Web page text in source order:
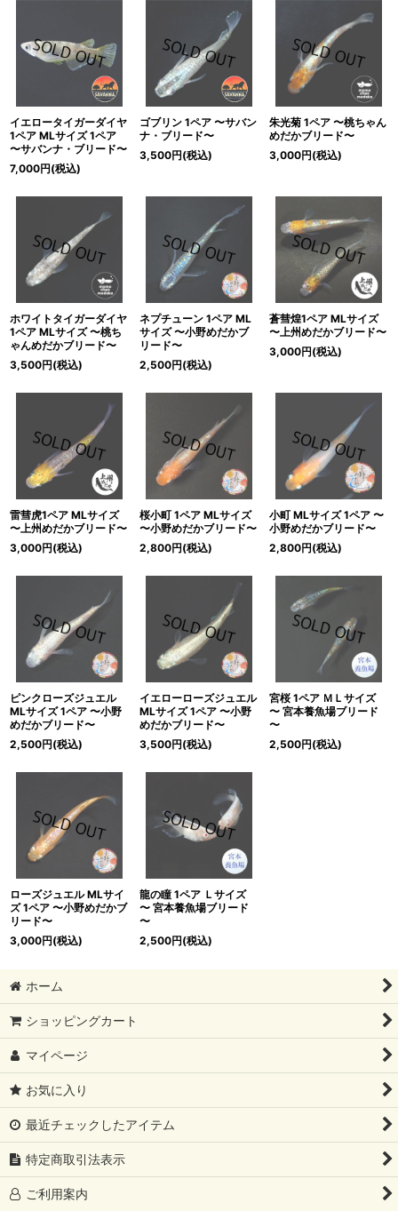
イエロータイガーダイヤ
1ペア MLサイズ 1ペア
〜サバンナ・ブリード〜
7,000円(税込)
ゴブリン 1ペア 〜サバン
ナ・ブリード〜
3,500円(税込)
朱光菊 1ペア 〜桃ちゃん
めだかブリード〜
3,000円(税込)
ホワイトタイガーダイヤ
1ペア MLサイズ 〜桃ち
ゃんめだかブリード〜
3,500円(税込)
ネプチューン 1ペア ML
サイズ 〜小野めだかブ
リード〜
2,500円(税込)
蒼彗煌1ペア MLサイズ
〜上州めだかブリード〜
3,000円(税込)
雷彗虎1ペア MLサイズ
〜上州めだかブリード〜
3,000円(税込)
桜小町 1ペア MLサイズ
〜小野めだかブリード〜
2,800円(税込)
小町 MLサイズ 1ペア 〜
小野めだかブリード〜
2,800円(税込)
ピンクローズジュエル
MLサイズ 1ペア 〜小野
めだかブリード〜
2,500円(税込)
イエローローズジュエル
MLサイズ 1ペア 〜小野
めだかブリード〜
3,500円(税込)
宮桜 1ペア ＭＬサイズ
〜 宮本養魚場ブリード
〜
2,500円(税込)
ローズジュエル MLサイ
ズ 1ペア 〜小野めだかブ
リード〜
3,000円(税込)
龍の瞳 1ペア Ｌサイズ
〜 宮本養魚場ブリード
〜
2,500円(税込)
ホーム
ショッピングカート
マイページ
お気に入り
最近チェックしたアイテム
特定商取引法表示
ご利用案内